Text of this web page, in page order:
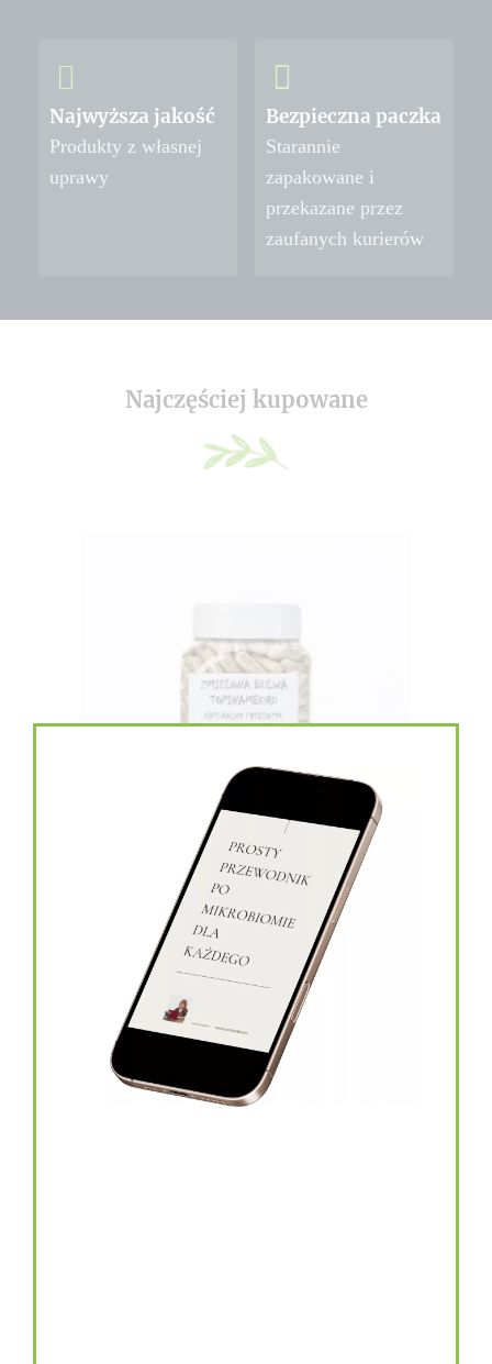
Najwyższa jakość
Produkty z własnej
uprawy
Bezpieczna paczka
Starannie
zapakowane i
przekazane przez
zaufanych kurierów
Najczęściej kupowane
topinambur w kapsułkach